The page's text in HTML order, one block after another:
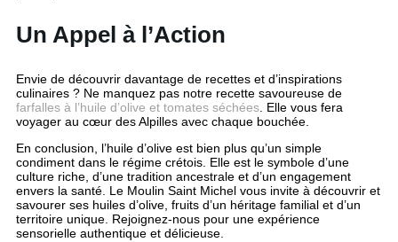
Un Appel à l’Action
Envie de découvrir davantage de recettes et d’inspirations
culinaires ? Ne manquez pas notre recette savoureuse de
farfalles à l’huile d’olive et tomates séchées . Elle vous fera
voyager au cœur des Alpilles avec chaque bouchée.
En conclusion, l’huile d’olive est bien plus qu’un simple
condiment dans le régime crétois. Elle est le symbole d’une
culture riche, d’une tradition ancestrale et d’un engagement
envers la santé. Le Moulin Saint Michel vous invite à découvrir et
savourer ses huiles d’olive, fruits d’un héritage familial et d’un
territoire unique. Rejoignez-nous pour une expérience
sensorielle authentique et délicieuse.